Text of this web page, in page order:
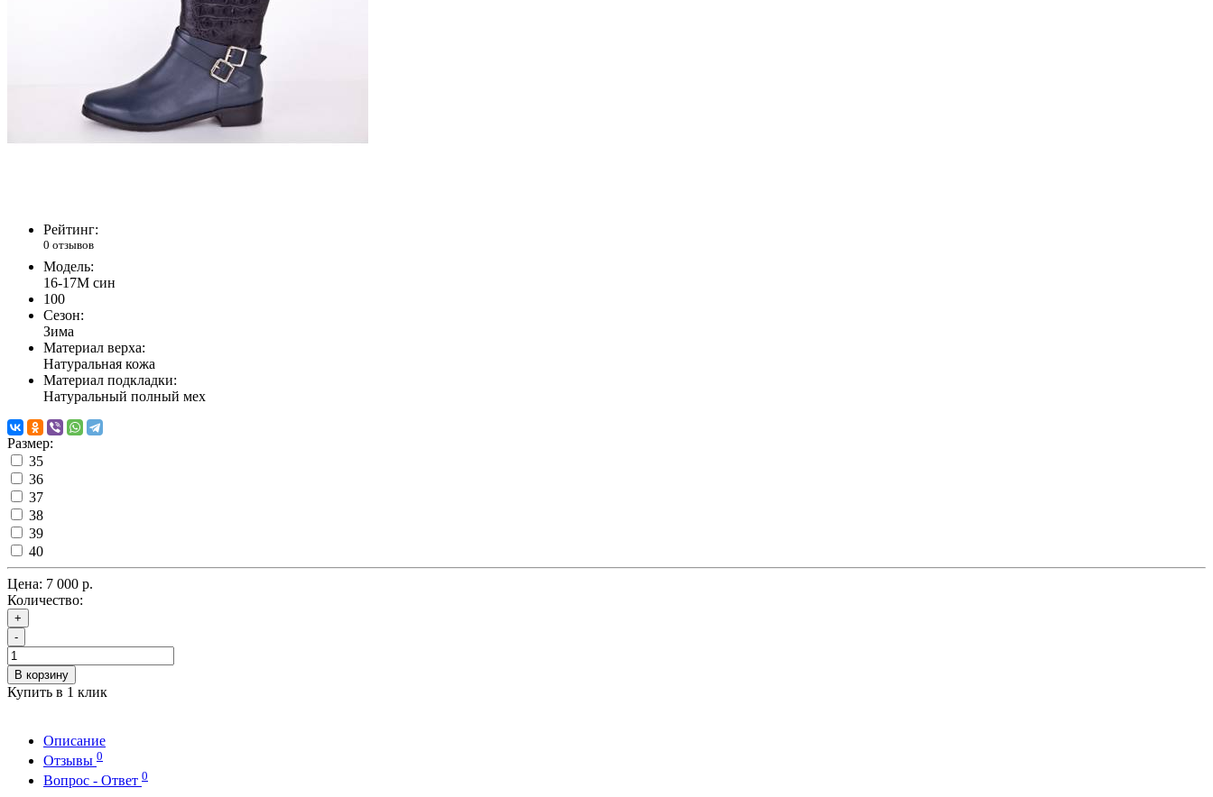
Рейтинг:
0 отзывов
Модель:
16-17M син
100
Сезон:
Зима
Материал верха:
Натуральная кожа
Материал подкладки:
Натуральный полный мех
Размер:
35
36
37
38
39
40
Цена: 7 000 р.
Количество:
+
-
В корзину
Купить в 1 клик
Описание
Отзывы 0
Вопрос - Ответ 0